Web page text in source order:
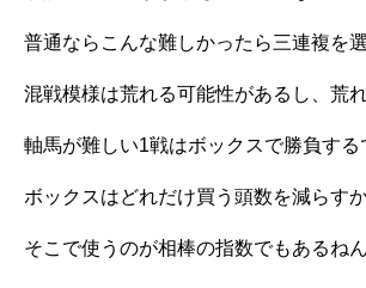
普通ならこんな難しかったら三連複を
混戦模様は荒れる可能性があるし、荒
軸馬が難しい1戦はボックスで勝負する
ボックスはどれだけ買う頭数を減らす
そこで使うのが相棒の指数でもあるねん